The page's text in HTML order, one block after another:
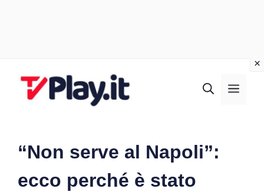
“Non serve al Napoli”:
ecco perché è stato